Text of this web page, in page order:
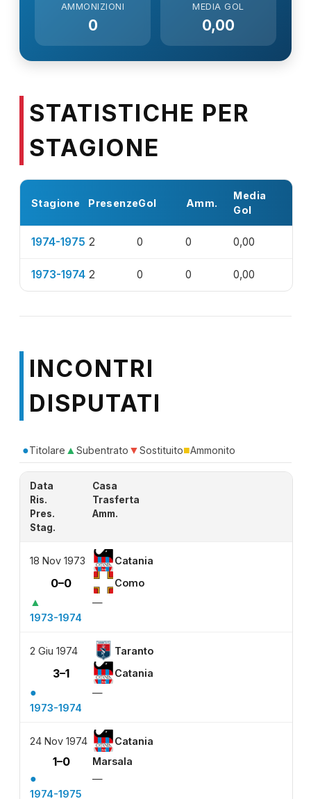
AMMONIZIONI
0
MEDIA GOL
0,00
STATISTICHE PER
STAGIONE
Stagione PresenzeGol Amm.
Media
Gol
1974-1975 2 0 0 0,00
1973-1974 2 0 0 0,00
INCONTRI
DISPUTATI
●Titolare ▲Subentrato ▼Sostituito■Ammonito
Data
Casa
Ris.
Trasferta
Pres.
Amm.
Stag.
18 Nov 1973 Catania
0–0 Como
▲
—
1973-1974
2 Giu 1974 Taranto
3–1 Catania
●
—
1973-1974
24 Nov 1974 Catania
1–0 Marsala
●
—
1974-1975